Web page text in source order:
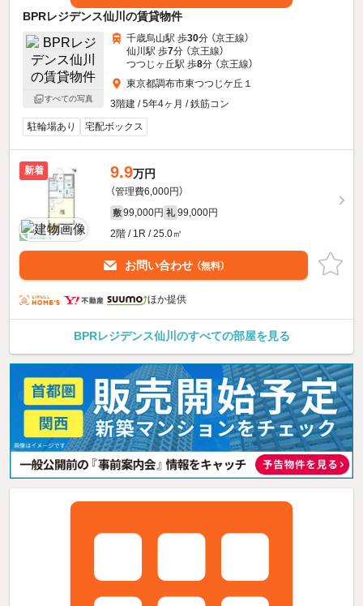
BPRレジデンス仙川の賃貸物件
すべての写真
千歳烏山駅 歩30分 （京王線）
仙川駅 歩7分 （京王線）
つつじヶ丘駅 歩8分 （京王線）
東京都調布市東つつじケ丘１
3階建 / 5年4ヶ月 / 鉄筋コン
駐輪場あり
宅配ボックス
新着 9.9万円
（管理費6,000円）
敷 99,000円 礼 99,000円
2階 / 1R / 25.0㎡
お問い合わせ （無料）
ほか提供
BPRレジデンス仙川のすべての部屋を見る